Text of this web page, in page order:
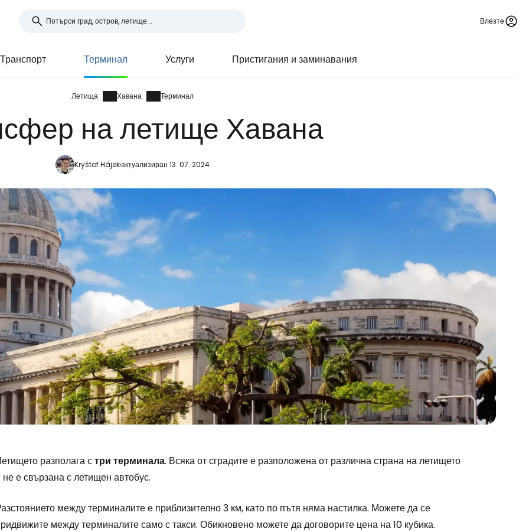
Влезте
Транспорт Терминал Услуги Пристигания и заминавания
Летища Хавана Терминал
на летище Хавана
Kryštof Hájekактуализиран 13. 07. 2024
разполага стри терминала. Всяка от сградите е разположена от различна страна на летището
не е свързана с летищен автобус.
между терминалите е приблизително 3 км, като по пътя няма настилка. Можете да се
между терминалите само с такси. Обикновено можете да договорите цена на 10 кубика.